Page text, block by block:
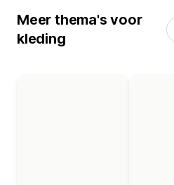
Meer thema's voor
kleding